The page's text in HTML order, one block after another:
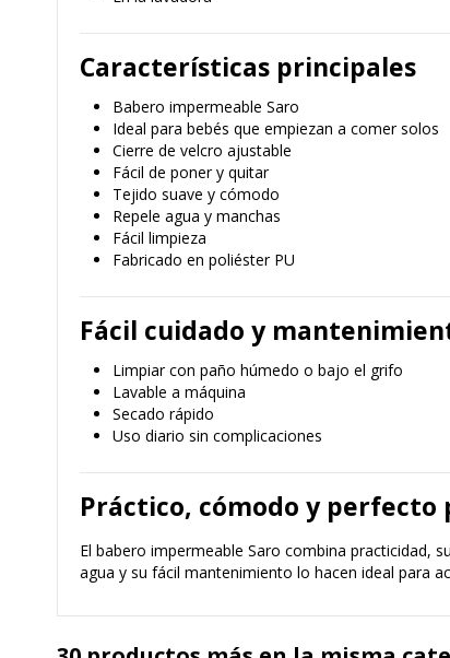
Características principales
Babero impermeable Saro
Ideal para bebés que empiezan a comer solos
Cierre de velcro ajustable
Fácil de poner y quitar
Tejido suave y cómodo
Repele agua y manchas
Fácil limpieza
Fabricado en poliéster PU
Fácil cuidado y
Limpiar con paño húmedo o bajo el grifo
Lavable a máquina
Secado rápido
Uso diario sin complicaciones
Práctico, cómodo y perfecto
El babero impermeable Saro combina practicidad,
agua y su fácil mantenimiento lo hacen ideal para